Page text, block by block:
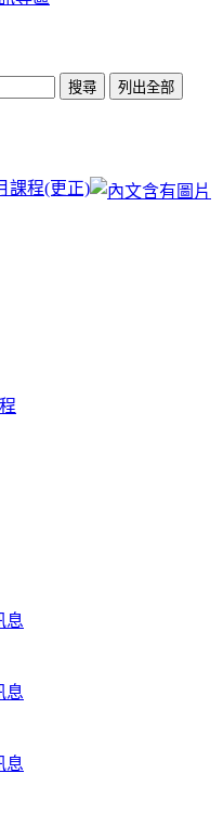
課程(更正)
息
息
息